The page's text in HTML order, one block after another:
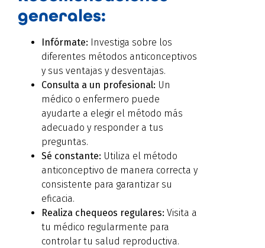
generales:
Infórmate: Investiga sobre los
diferentes métodos anticonceptivos
y sus ventajas y desventajas.
Consulta a un profesional: Un
médico o enfermero puede
ayudarte a elegir el método más
adecuado y responder a tus
preguntas.
Sé constante: Utiliza el método
anticonceptivo de manera correcta y
consistente para garantizar su
eficacia.
Realiza chequeos regulares: Visita a
tu médico regularmente para
controlar tu salud reproductiva.